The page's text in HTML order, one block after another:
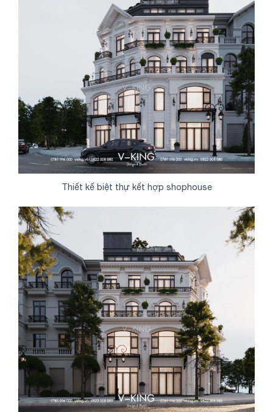
Thiết kế biệt thự kết hợp shophouse